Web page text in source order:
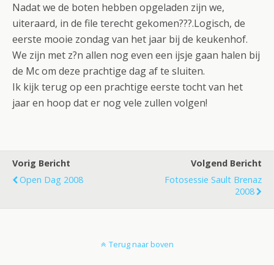
Nadat we de boten hebben opgeladen zijn we,
uiteraard, in de file terecht gekomen???.Logisch, de
eerste mooie zondag van het jaar bij de keukenhof.
We zijn met z?n allen nog even een ijsje gaan halen bij
de Mc om deze prachtige dag af te sluiten.
Ik kijk terug op een prachtige eerste tocht van het
jaar en hoop dat er nog vele zullen volgen!
Vorig Bericht
Open Dag 2008
Volgend Bericht
Fotosessie Sault Brenaz
2008
Terug naar boven